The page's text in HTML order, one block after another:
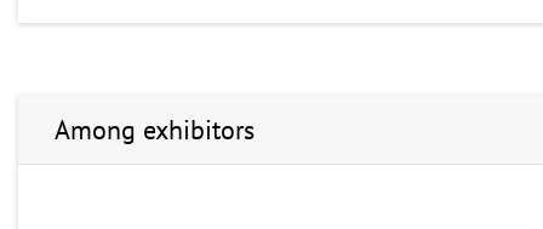
Among exhibitors